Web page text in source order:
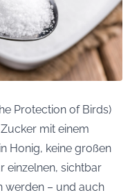
Protection of Birds)
mit einem
Honig, keine großen
einzelnen, sichtbar
werden – und auch